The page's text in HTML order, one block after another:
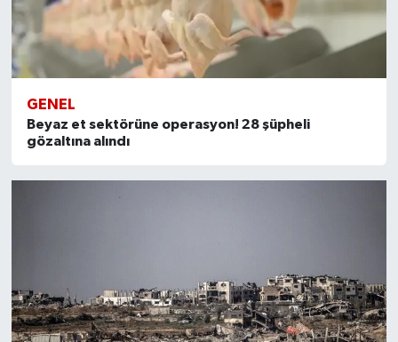
GENEL
Beyaz et sektörüne operasyon! 28 şüpheli
gözaltına alındı